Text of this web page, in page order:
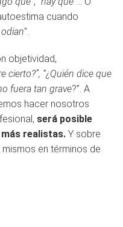
cuando
".
objetividad,
cierto?”, “¿Quién dice que
fuera tan grave?”. A
hacer nosotros
será posible
realistas. Y sobre
en términos de